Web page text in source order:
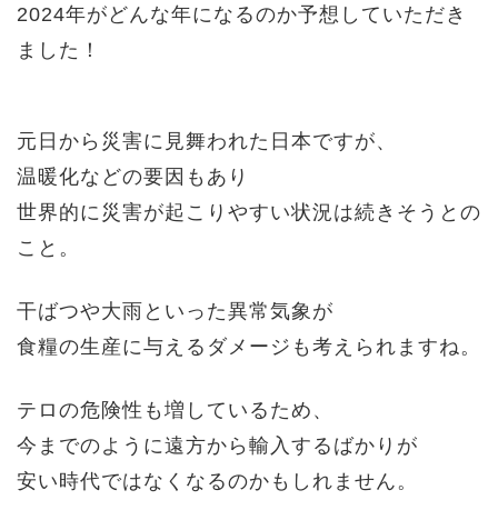
2024年がどんな年になるのか予想していただき
ました！
元日から災害に見舞われた日本ですが、
温暖化などの要因もあり
世界的に災害が起こりやすい状況は続きそうとの
こと。
干ばつや大雨といった異常気象が
食糧の生産に与えるダメージも考えられますね。
テロの危険性も増しているため、
今までのように遠方から輸入するばかりが
安い時代ではなくなるのかもしれません。